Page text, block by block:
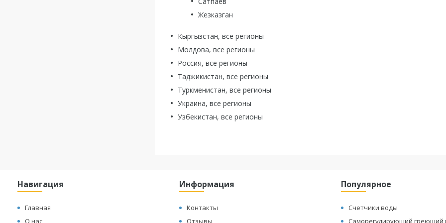
Жезказган
Кыргызстан, все регионы
Молдова, все регионы
Россия, все регионы
Таджикистан, все регионы
Туркменистан, все регионы
Украина, все регионы
Узбекистан, все регионы
Навигация
Главная
О нас
Информация
Контакты
Отзывы
Популярное
Счетчики воды
Саморегулирующий греющий